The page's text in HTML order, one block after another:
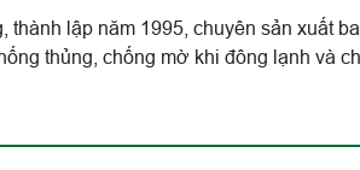
thành lập năm 1995, chuyên sản xuất
thủng, chống mờ khi đông lạnh và